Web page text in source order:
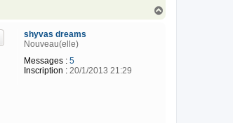
shyvas dreams
Nouveau(elle)
Messages : 5
Inscription : 20/1/2013 21:29